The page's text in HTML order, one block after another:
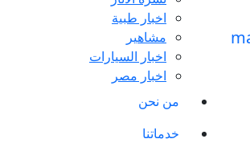
اخبار طبية
مشاهير
اخبار السيارات
اخبار مصر
من نحن
خدماتنا